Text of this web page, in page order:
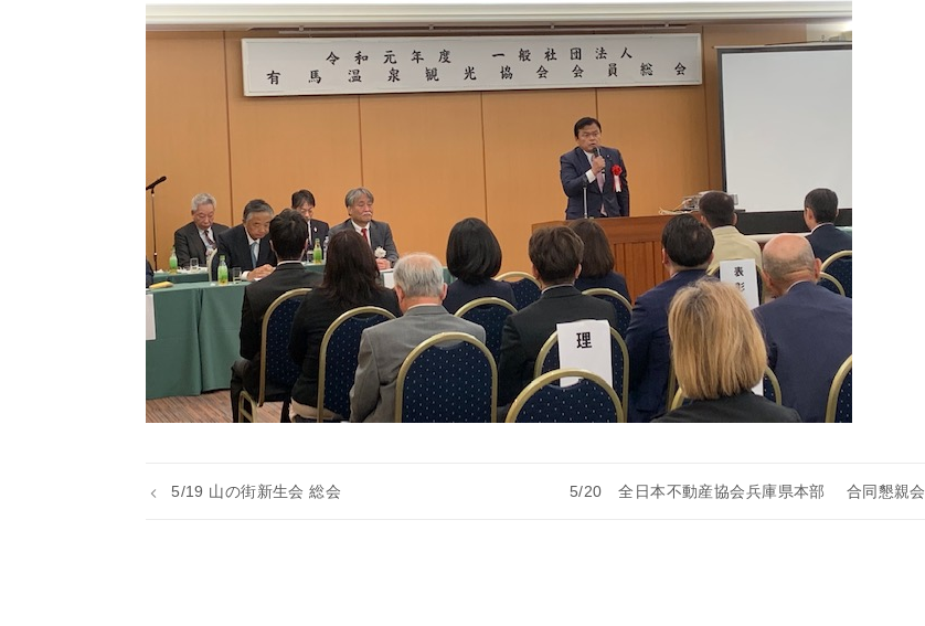
5/19 山の街新生会 総会 5/20 全日本不動産協会兵庫県本部 合同懇親会